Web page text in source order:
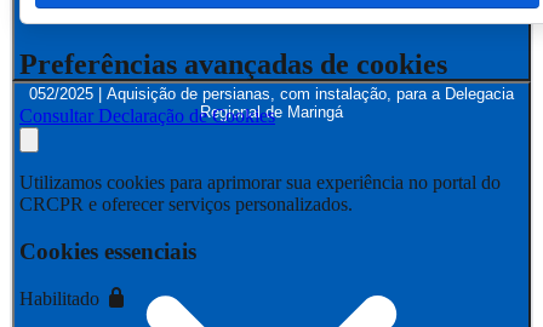
052/2025 | Aquisição de persianas, com instalação, para a Delegacia
Regional de Maringá
Preferências avançadas de cookies
Consultar Declaração de Cookies
Utilizamos cookies para aprimorar sua experiência no portal do
CRCPR e oferecer serviços personalizados.
Cookies essenciais
Habilitado